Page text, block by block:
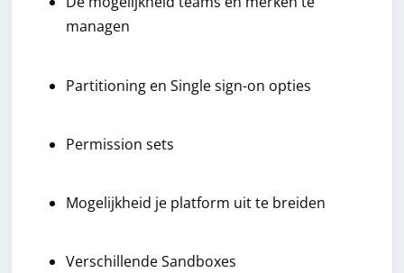
managen
Partitioning en Single sign-on opties
Permission sets
Mogelijkheid je platform uit te breiden
Verschillende Sandboxes